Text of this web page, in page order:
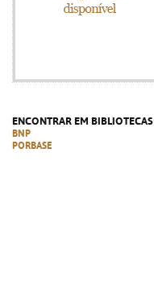
ENCONTRAR EM BIBLIOTECAS
BNP
PORBASE